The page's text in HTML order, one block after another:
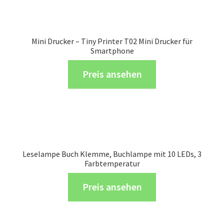
Mini Drucker – Tiny Printer T02 Mini Drucker für
Smartphone
Preis ansehen
Leselampe Buch Klemme, Buchlampe mit 10 LEDs, 3
Farbtemperatur
Preis ansehen